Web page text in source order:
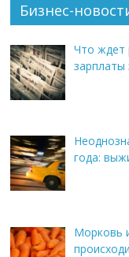
Бизнес-
Что ждет
зарплаты
года:
Морковь